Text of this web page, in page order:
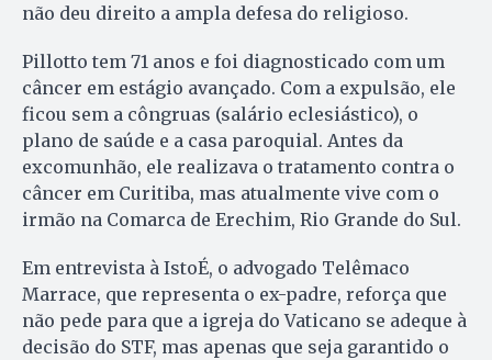
não deu direito a ampla defesa do religioso.
Pillotto tem 71 anos e foi diagnosticado com um
câncer em estágio avançado. Com a expulsão, ele
ficou sem a côngruas (salário eclesiástico), o
plano de saúde e a casa paroquial. Antes da
excomunhão, ele realizava o tratamento contra o
câncer em Curitiba, mas atualmente vive com o
irmão na Comarca de Erechim, Rio Grande do Sul.
Em entrevista à IstoÉ, o advogado Telêmaco
Marrace, que representa o ex-padre, reforça que
não pede para que a igreja do Vaticano se adeque à
decisão do STF, mas apenas que seja garantido o